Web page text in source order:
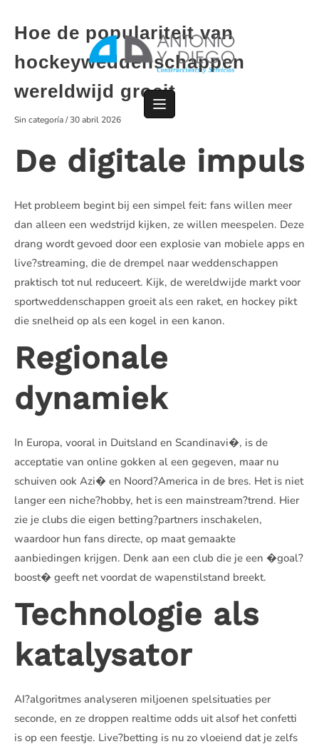
contenido
Hoe de populariteit van
hockeyweddenschappen
wereldwijd groeit
Sin categoría/30 abril 2026
De digitale impuls
Het probleem begint bij een simpel feit: fans willen meer
dan alleen een wedstrijd kijken, ze willen meespelen. Deze
drang wordt gevoed door een explosie van mobiele apps en
live?streaming, die de drempel naar weddenschappen
praktisch tot nul reduceert. Kijk, de wereldwijde markt voor
sportweddenschappen groeit als een raket, en hockey pikt
die snelheid op als een kogel in een kanon.
Regionale
dynamiek
In Europa, vooral in Duitsland en Scandinavi�, is de
acceptatie van online gokken al een gegeven, maar nu
schuiven ook Azi� en Noord?America in de bres. Het is niet
langer een niche?hobby, het is een mainstream?trend. Hier
zie je clubs die eigen betting?partners inschakelen,
waardoor hun fans directe, op maat gemaakte
aanbiedingen krijgen. Denk aan een club die je een �goal?
boost� geeft net voordat de wapenstilstand breekt.
Technologie als
katalysator
AI?algoritmes analyseren miljoenen spelsituaties per
seconde, en ze droppen realtime odds uit alsof het confetti
is op een feestje. Live?betting is nu zo vloeiend dat je zelfs